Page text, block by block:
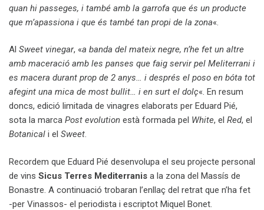
quan hi passeges, i també amb la garrofa que és un producte
que m’apassiona i que és també tan propi de la zona«.
Al Sweet vinegar, «a banda del mateix negre, n’he fet un altre
amb maceració amb les panses que faig servir pel Meliterrani i
es macera durant prop de 2 anys… i després el poso en bóta tot
afegint una mica de most bullit… i en surt el dolç«. En resum
doncs, edició limitada de vinagres elaborats per Eduard Pié,
sota la marca Post evolution està formada pel White, el Red, el
Botanical i el Sweet.
Recordem que Eduard Pié desenvolupa el seu projecte personal
de vins Sicus Terres Mediterranis a la zona del Massís de
Bonastre. A continuació trobaran l’enllaç del retrat que n’ha fet
-per Vinassos- el periodista i escriptot Miquel Bonet.